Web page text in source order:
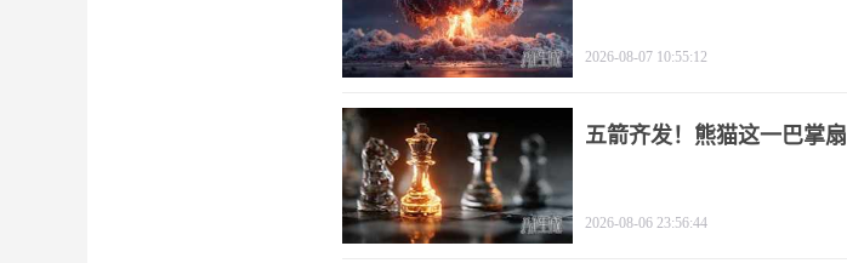
2026-08-07 10:55:12
五箭齐发！熊猫这一巴掌
2026-08-06 23:56:44